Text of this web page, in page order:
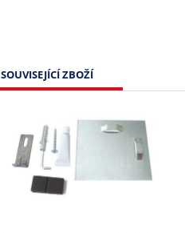
SOUVISEJÍCÍ ZBOŽÍ